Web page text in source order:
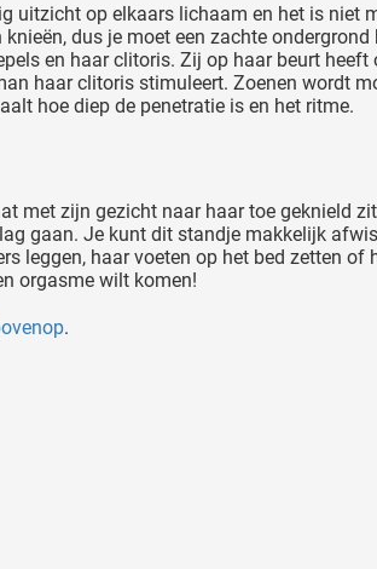
uitzicht op elkaars lichaam en het is
dus je moet een zachte
en haar clitoris. Zij op haar beurt
haar clitoris stimuleert. Zoenen wordt
hoe diep de penetratie is en het ritme.
met zijn gezicht naar haar toe geknield
gaan. Je kunt dit standje makkelijk
leggen, haar voeten op het bed zetten
orgasme wilt komen!
.